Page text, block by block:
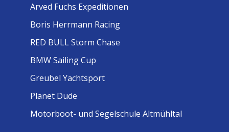
Arved Fuchs Expeditionen
Boris Herrmann Racing
RED BULL Storm Chase
BMW Sailing Cup
Greubel Yachtsport
Planet Dude
Motorboot- und Segelschule Altmühltal